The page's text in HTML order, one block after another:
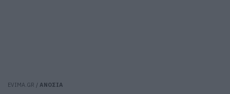
EVIMA.GR / ΑΝΟΣΙΑ